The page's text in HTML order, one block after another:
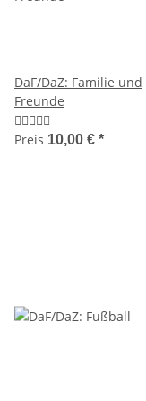
DaF/DaZ: Familie und
Freunde
Preis 10,00 € *